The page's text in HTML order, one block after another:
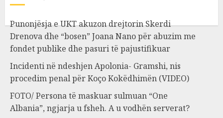
Punonjësja e UKT akuzon drejtorin Skerdi
Drenova dhe “bosen” Joana Nano për abuzim me
fondet publike dhe pasuri të pajustifikuar
Incidenti në ndeshjen Apolonia- Gramshi, nis
procedim penal për Koço Kokëdhimën (VIDEO)
FOTO/ Persona të maskuar sulmuan “One
Albania”, ngjarja u fsheh. A u vodhën serverat?